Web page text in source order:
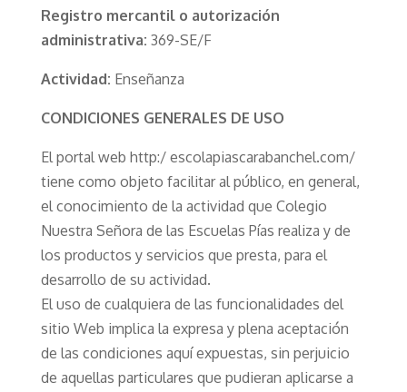
Registro mercantil o autorización
administrativa: 369-SE/F
Actividad: Enseñanza
CONDICIONES GENERALES DE USO
El portal web http:/ escolapiascarabanchel.com/
tiene como objeto facilitar al público, en general,
el conocimiento de la actividad que Colegio
Nuestra Señora de las Escuelas Pías realiza y de
los productos y servicios que presta, para el
desarrollo de su actividad.
El uso de cualquiera de las funcionalidades del
sitio Web implica la expresa y plena aceptación
de las condiciones aquí expuestas, sin perjuicio
de aquellas particulares que pudieran aplicarse a